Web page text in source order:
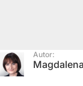
Autor: